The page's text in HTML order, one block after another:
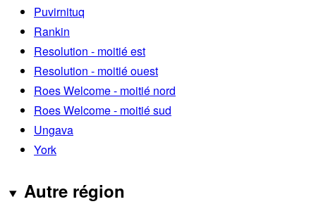
Puvirnituq
Rankin
Resolution - moitié est
Resolution - moitié ouest
Roes Welcome - moitié nord
Roes Welcome - moitié sud
Ungava
York
Autre région